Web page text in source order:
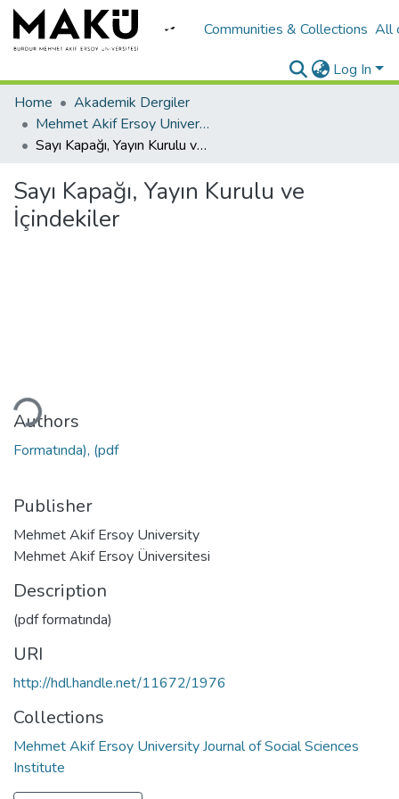
Communities & Collections All
Log In
Home
Akademik Dergiler
Mehmet Akif Ersoy University Journal of Social Sciences Institute
Sayı Kapağı, Yayın Kurulu ve İçindekiler
Sayı Kapağı, Yayın Kurulu ve
İçindekiler
Authors
Formatında), (pdf
Publisher
Mehmet Akif Ersoy University
Mehmet Akif Ersoy Üniversitesi
Description
(pdf formatında)
URI
http://hdl.handle.net/11672/1976
Collections
Mehmet Akif Ersoy University Journal of Social Sciences
Institute